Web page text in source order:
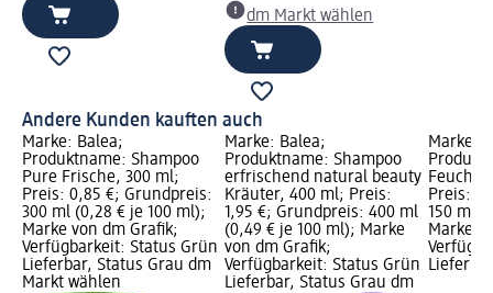
dm Markt wählen
Andere Kunden kauften auch
Marke: Balea;
Produktname: Shampoo
Pure Frische, 300 ml;
Preis: 0,85 €; Grundpreis:
300 ml (0,28 € je 100 ml);
Marke von dm Grafik;
Verfügbarkeit: Status Grün
Lieferbar, Status Grau dm
Markt wählen
Marke: Balea;
Produktname: Shampoo
erfrischend natural beauty
Kräuter, 400 ml; Preis:
1,95 €; Grundpreis: 400 ml
(0,49 € je 100 ml); Marke
von dm Grafik;
Verfügbarkeit: Status Grün
Lieferbar, Status Grau dm
Marke:
Preis:
150 ml
Marke